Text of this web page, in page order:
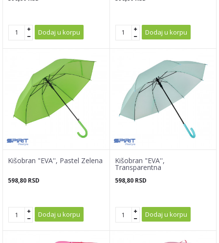
Dodaj u korpu Dodaj u korpu
Kišobran "EVA'', Pastel Zelena
598,80 RSD
Dodaj u korpu
Kišobran "EVA'',
Transparentna
598,80 RSD
Dodaj u korpu